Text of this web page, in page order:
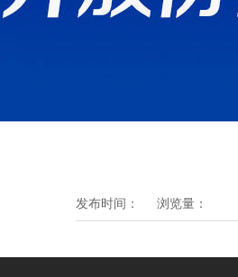
发布时间：
浏览量：